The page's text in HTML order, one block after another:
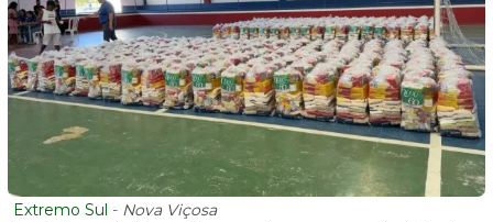
Extremo Sul - Nova Viçosa